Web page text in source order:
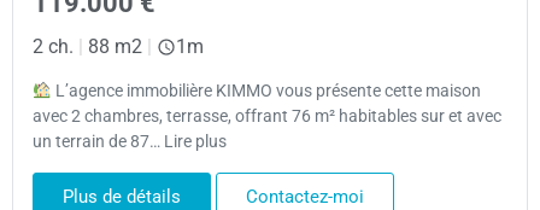
2 ch. | 88 m2 | 1m
L’agence immobilière KIMMO vous présente cette maison
avec 2 chambres, terrasse, offrant 76 m² habitables sur et avec
un terrain de 87… Lire plus
Plus de détails Contactez-moi